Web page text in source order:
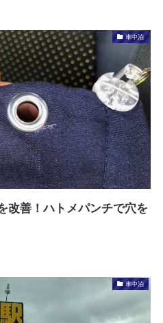
車中泊
改善！ハトメパンチで穴を
車中泊